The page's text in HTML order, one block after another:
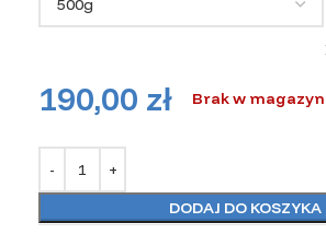
190,00 zł Brak w
DODAJ DO KOSZYKA